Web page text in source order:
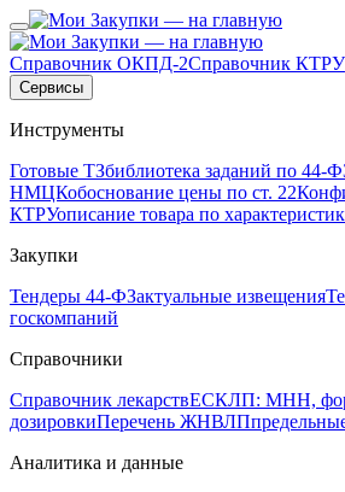
Справочник ОКПД-2Справочник КТРУ
Сервисы
Инструменты
Готовые ТЗбиблиотека заданий по 44-
НМЦКобоснование цены по ст. 22
КТРУописание товара по
Закупки
Тендеры 44-ФЗактуальные извещения
госкомпаний
Справочники
Справочник лекарствЕСКЛП: МНН,
дозировкиПеречень ЖНВЛП
Аналитика и данные